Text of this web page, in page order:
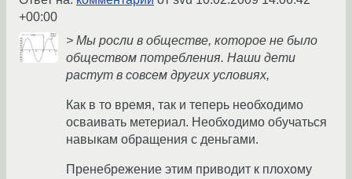
+00:00
> Мы росли в обществе, которое не было
обществом потребления. Наши дети
растут в совсем других условиях,
Как в то время, так и теперь необходимо
осваивать метериал. Необходимо обучаться
навыкам обращения с деньгами.
Пренебрежение этим приводит к плохому